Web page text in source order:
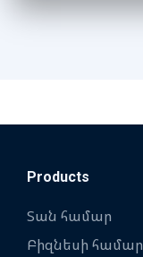
Products
Տան համար
Բիզնեսի համար